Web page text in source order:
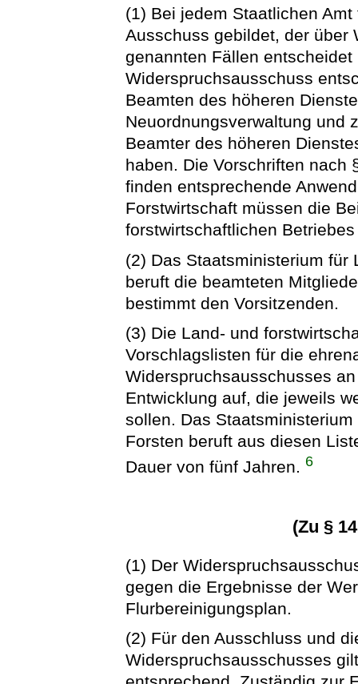
(1) Bei jedem Staatlichen
Ausschuss gebildet, der über
genannten Fällen
Widerspruchsausschuss
Beamten des höheren
Neuordnungsverwaltung und
Beamter des höheren
haben. Die Vorschriften nach
finden entsprechende
Forstwirtschaft müssen die
forstwirtschaftlichen
(2) Das Staatsministerium für
beruft die beamteten
bestimmt den Vorsitzenden.
(3) Die Land- und
Vorschlagslisten für die
Widerspruchsausschusses
Entwicklung auf, die jeweils
sollen. Das
Forsten beruft aus diesen
Dauer von fünf Jahren. 6
(Zu §
(1) Der
gegen die Ergebnisse der
Flurbereinigungsplan.
(2) Für den Ausschluss und
Widerspruchsausschusses